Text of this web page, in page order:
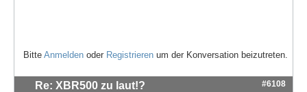
Bitte Anmelden oder Registrieren um der Konversation beizutreten.
Re: XBR500 zu laut!? #6108